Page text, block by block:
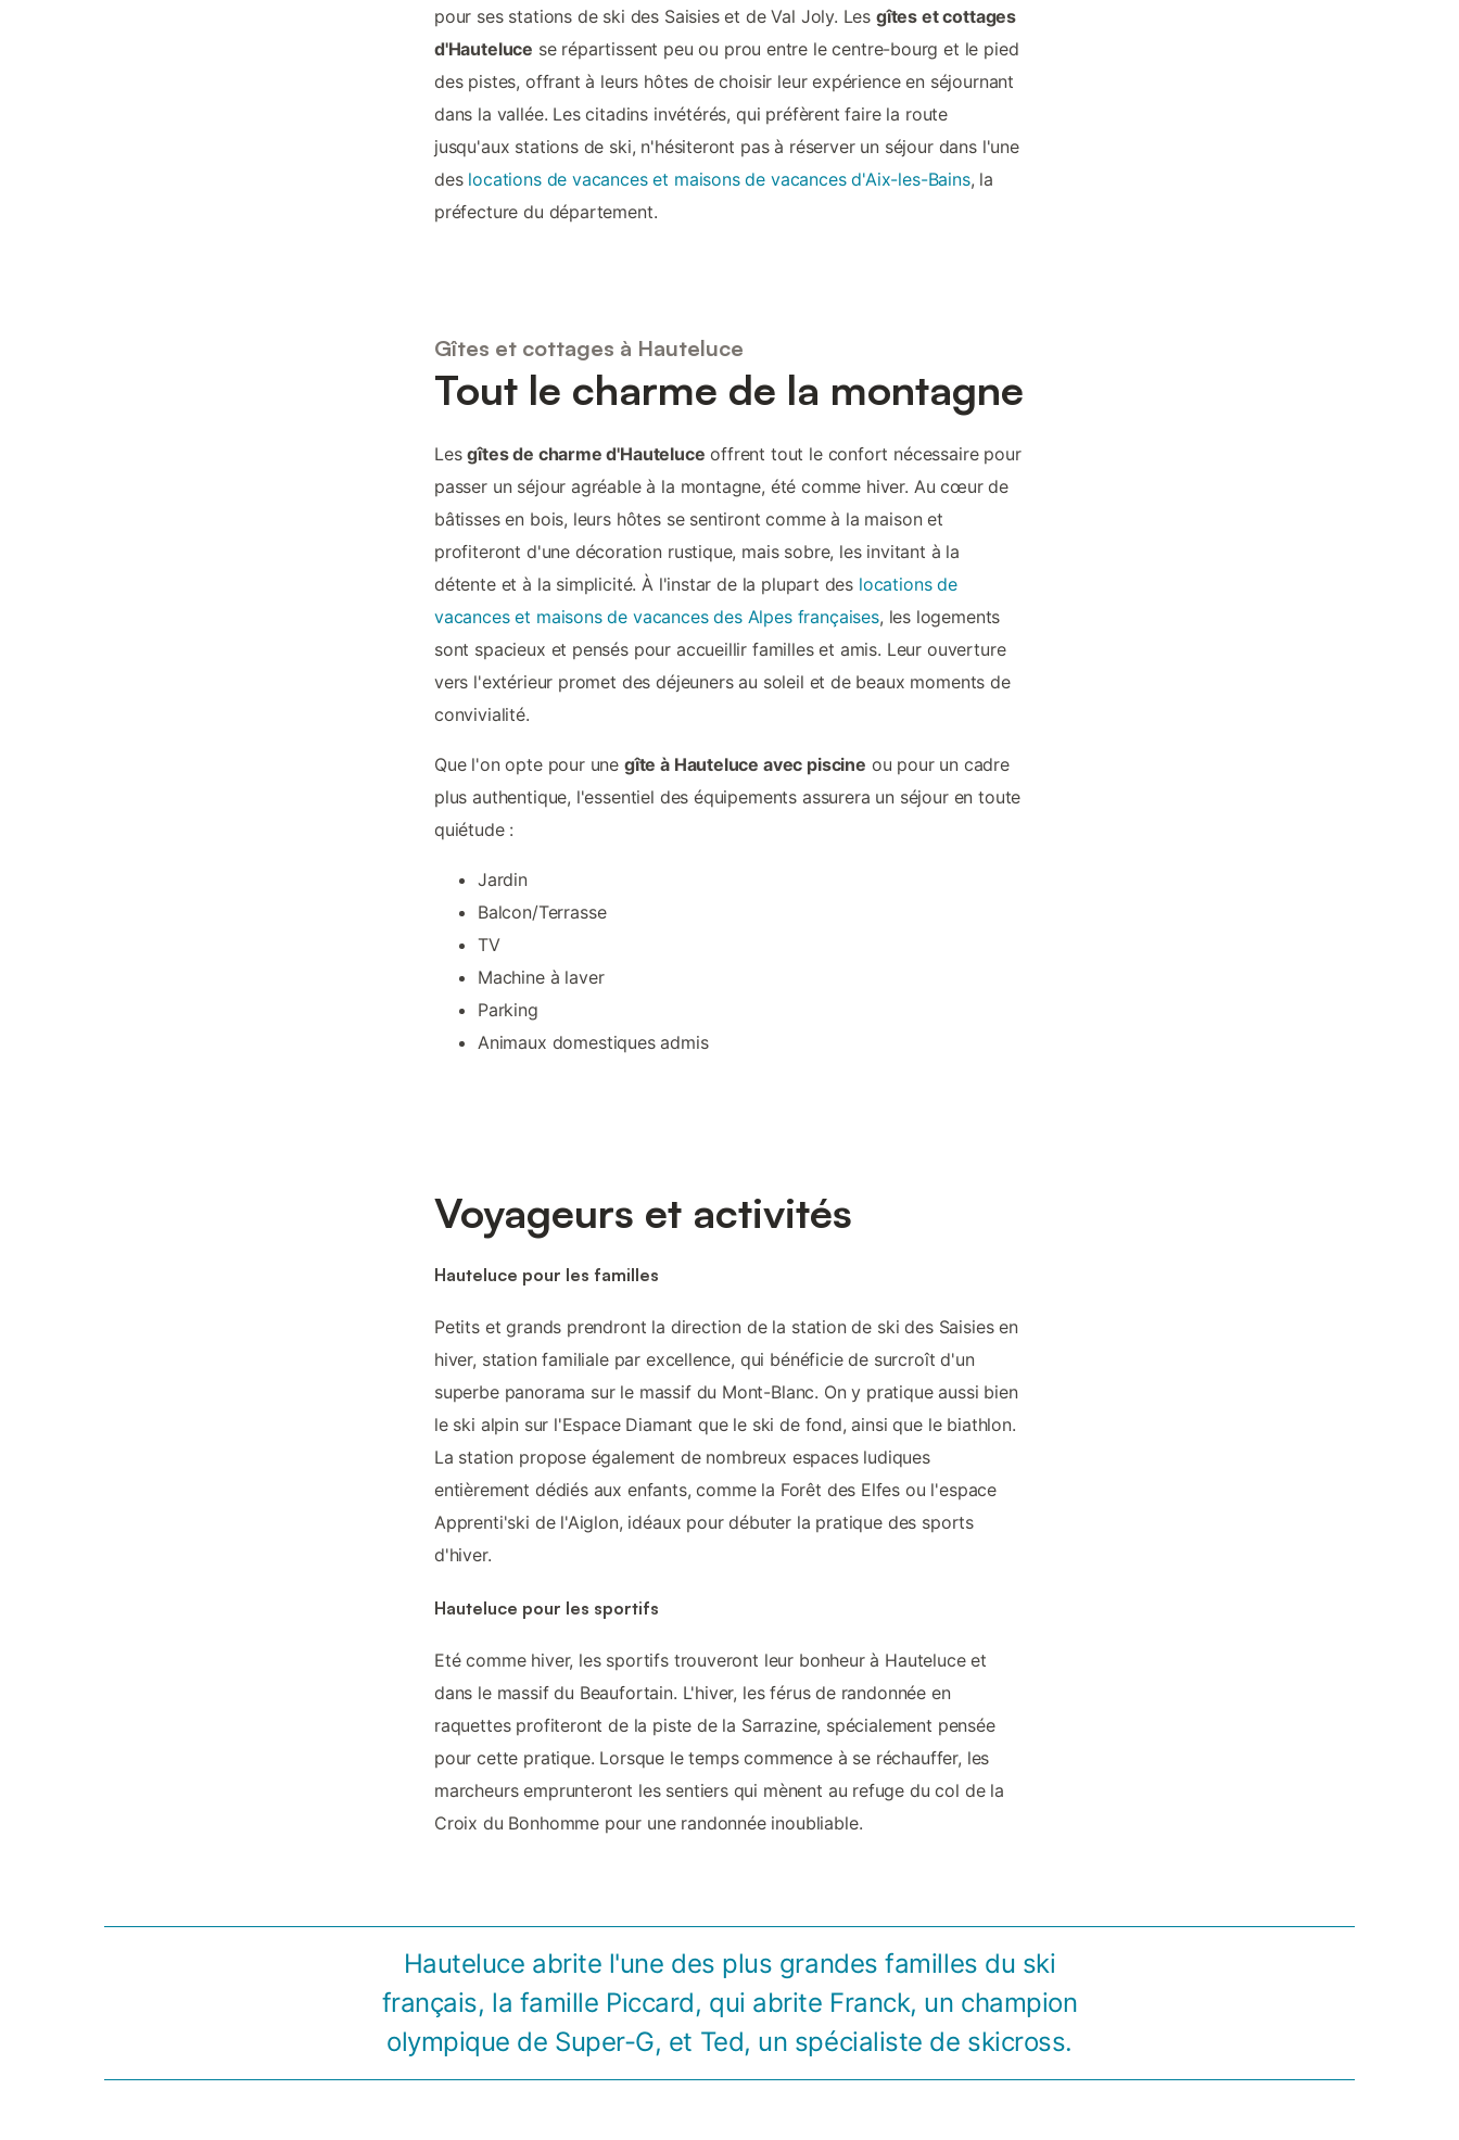
pour ses stations de ski des Saisies et de Val Joly. Les gîtes et cottages
d'Hauteluce se répartissent peu ou prou entre le centre-bourg et le pied
des pistes, offrant à leurs hôtes de choisir leur expérience en séjournant
dans la vallée. Les citadins invétérés, qui préfèrent faire la route
jusqu'aux stations de ski, n'hésiteront pas à réserver un séjour dans l'une
des locations de vacances et maisons de vacances d'Aix-les-Bains, la
préfecture du département.
Gîtes et cottages à Hauteluce
Tout le charme de la montagne
Lesgîtes de charme d'Hauteluce offrent tout le confort nécessaire pour
passer un séjour agréable à la montagne, été comme hiver. Au cœur de
bâtisses en bois, leurs hôtes se sentiront comme à la maison et
profiteront d'une décoration rustique, mais sobre, les invitant à la
détente et à la simplicité. À l'instar de la plupart des locations de
vacances et maisons de vacances des Alpes françaises, les logements
sont spacieux et pensés pour accueillir familles et amis. Leur ouverture
vers l'extérieur promet des déjeuners au soleil et de beaux moments de
convivialité.
Que l'on opte pour une gîte à Hauteluce avec piscine ou pour un cadre
plus authentique, l'essentiel des équipements assurera un séjour en toute
quiétude :
Jardin
Balcon/Terrasse
TV
Machine à laver
Parking
Animaux domestiques admis
Voyageurs et activités
Hauteluce pour les familles
Petits et grands prendront la direction de la station de ski des Saisies en
hiver, station familiale par excellence, qui bénéficie de surcroît d'un
superbe panorama sur le massif du Mont-Blanc. On y pratique aussi bien
le ski alpin sur l'Espace Diamant que le ski de fond, ainsi que le biathlon.
La station propose également de nombreux espaces ludiques
entièrement dédiés aux enfants, comme la Forêt des Elfes ou l'espace
Apprenti'ski de l'Aiglon, idéaux pour débuter la pratique des sports
d'hiver.
Hauteluce pour les sportifs
Eté comme hiver, les sportifs trouveront leur bonheur à Hauteluce et
dans le massif du Beaufortain. L'hiver, les férus de randonnée en
raquettes profiteront de la piste de la Sarrazine, spécialement pensée
pour cette pratique. Lorsque le temps commence à se réchauffer, les
marcheurs emprunteront les sentiers qui mènent au refuge du col de la
Croix du Bonhomme pour une randonnée inoubliable.
Hauteluce abrite l'une des plus grandes familles du ski
français, la famille Piccard, qui abrite Franck, un champion
olympique de Super-G, et Ted, un spécialiste de skicross.